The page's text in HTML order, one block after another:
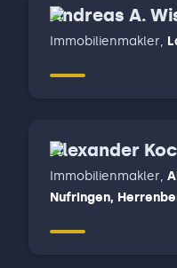
Andreas A.
Immobilienmakler,
Alexander
Immobilienmakler,
Nufringen,